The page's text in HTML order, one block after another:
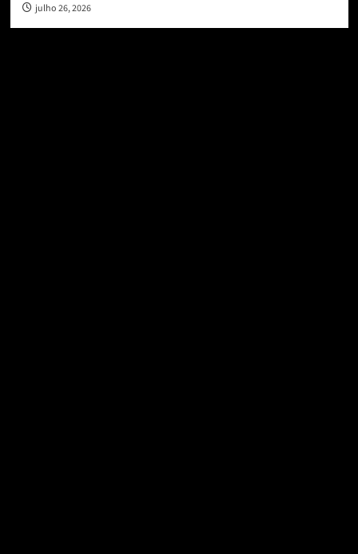
julho 26, 2026